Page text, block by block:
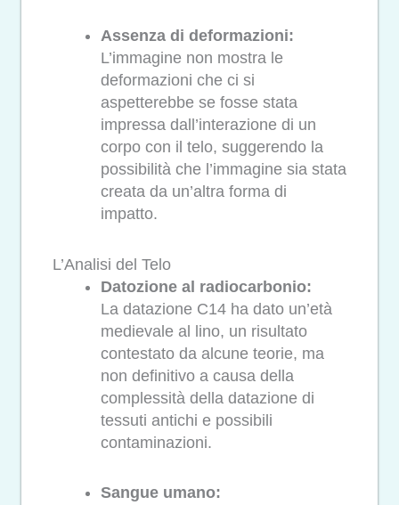
Assenza di deformazioni:
L’immagine non mostra le
deformazioni che ci si
aspetterebbe se fosse stata
impressa dall’interazione di un
corpo con il telo, suggerendo la
possibilità che l’immagine sia stata
creata da un’altra forma di
impatto.
L’Analisi del Telo
Datozione al radiocarbonio:
La datazione C14 ha dato un’età
medievale al lino, un risultato
contestato da alcune teorie, ma
non definitivo a causa della
complessità della datazione di
tessuti antichi e possibili
contaminazioni.
Sangue umano: